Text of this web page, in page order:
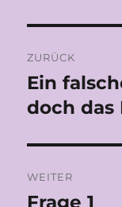
ZURÜCK
Vorheriger
Beitrag:
Ein
doch das
WEITER
Nächster
Frage 1